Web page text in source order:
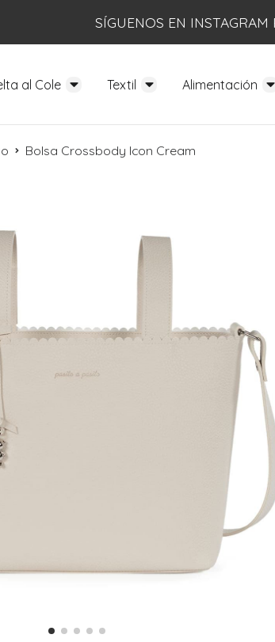
SÍGUENOS EN
al Cole Textil Alimentación
Bolsa Crossbody Icon Cream